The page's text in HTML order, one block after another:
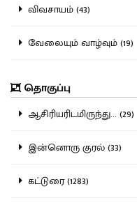
விவசாயம் (43)
வேலையும் வாழ்வும் (19)
தொகுப்பு
ஆசிரியரிடமிருந்து... (29)
இன்னொரு குரல் (33)
கட்டுரை (1283)